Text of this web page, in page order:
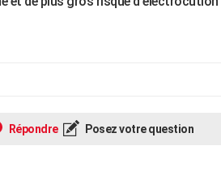
Répondre Posez votre question